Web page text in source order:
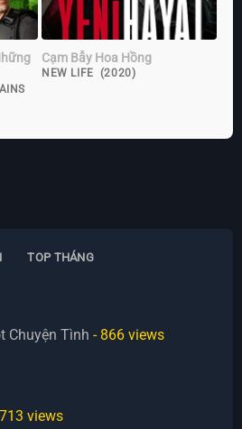
Cạm Bẫy Hoa Hồng
NEW LIFE (2020)
TOP THÁNG
Chuyện Tình - 866 views
views